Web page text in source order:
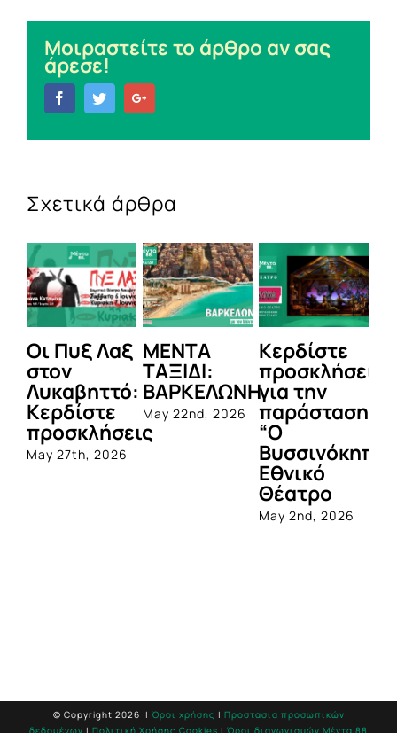
Μοιραστείτε το άρθρο αν σας
άρεσε!
FacebookTwitter
Σχετικά άρθρα
Οι Πυξ Λαξ
στον
Λυκαβηττό:
Κερδίστε
προσκλήσεις
May 27th, 2026
ΜΕΝΤΑ
ΤΑΞΙΔΙ:
ΒΑΡΚΕΛΩΝΗ
May 22nd, 2026
Κερδίστε
προσκλήσεις
για την
παράσταση
“Ο
Εθνικό
Θέατρο
May 2nd, 2026
© Copyright 2026 | Όροι χρήσης | Προστασία προσωπικών
δεδομένων | Πολιτική Χρήσης Cookies | Όροι διαγωνισμών Mέντα 88